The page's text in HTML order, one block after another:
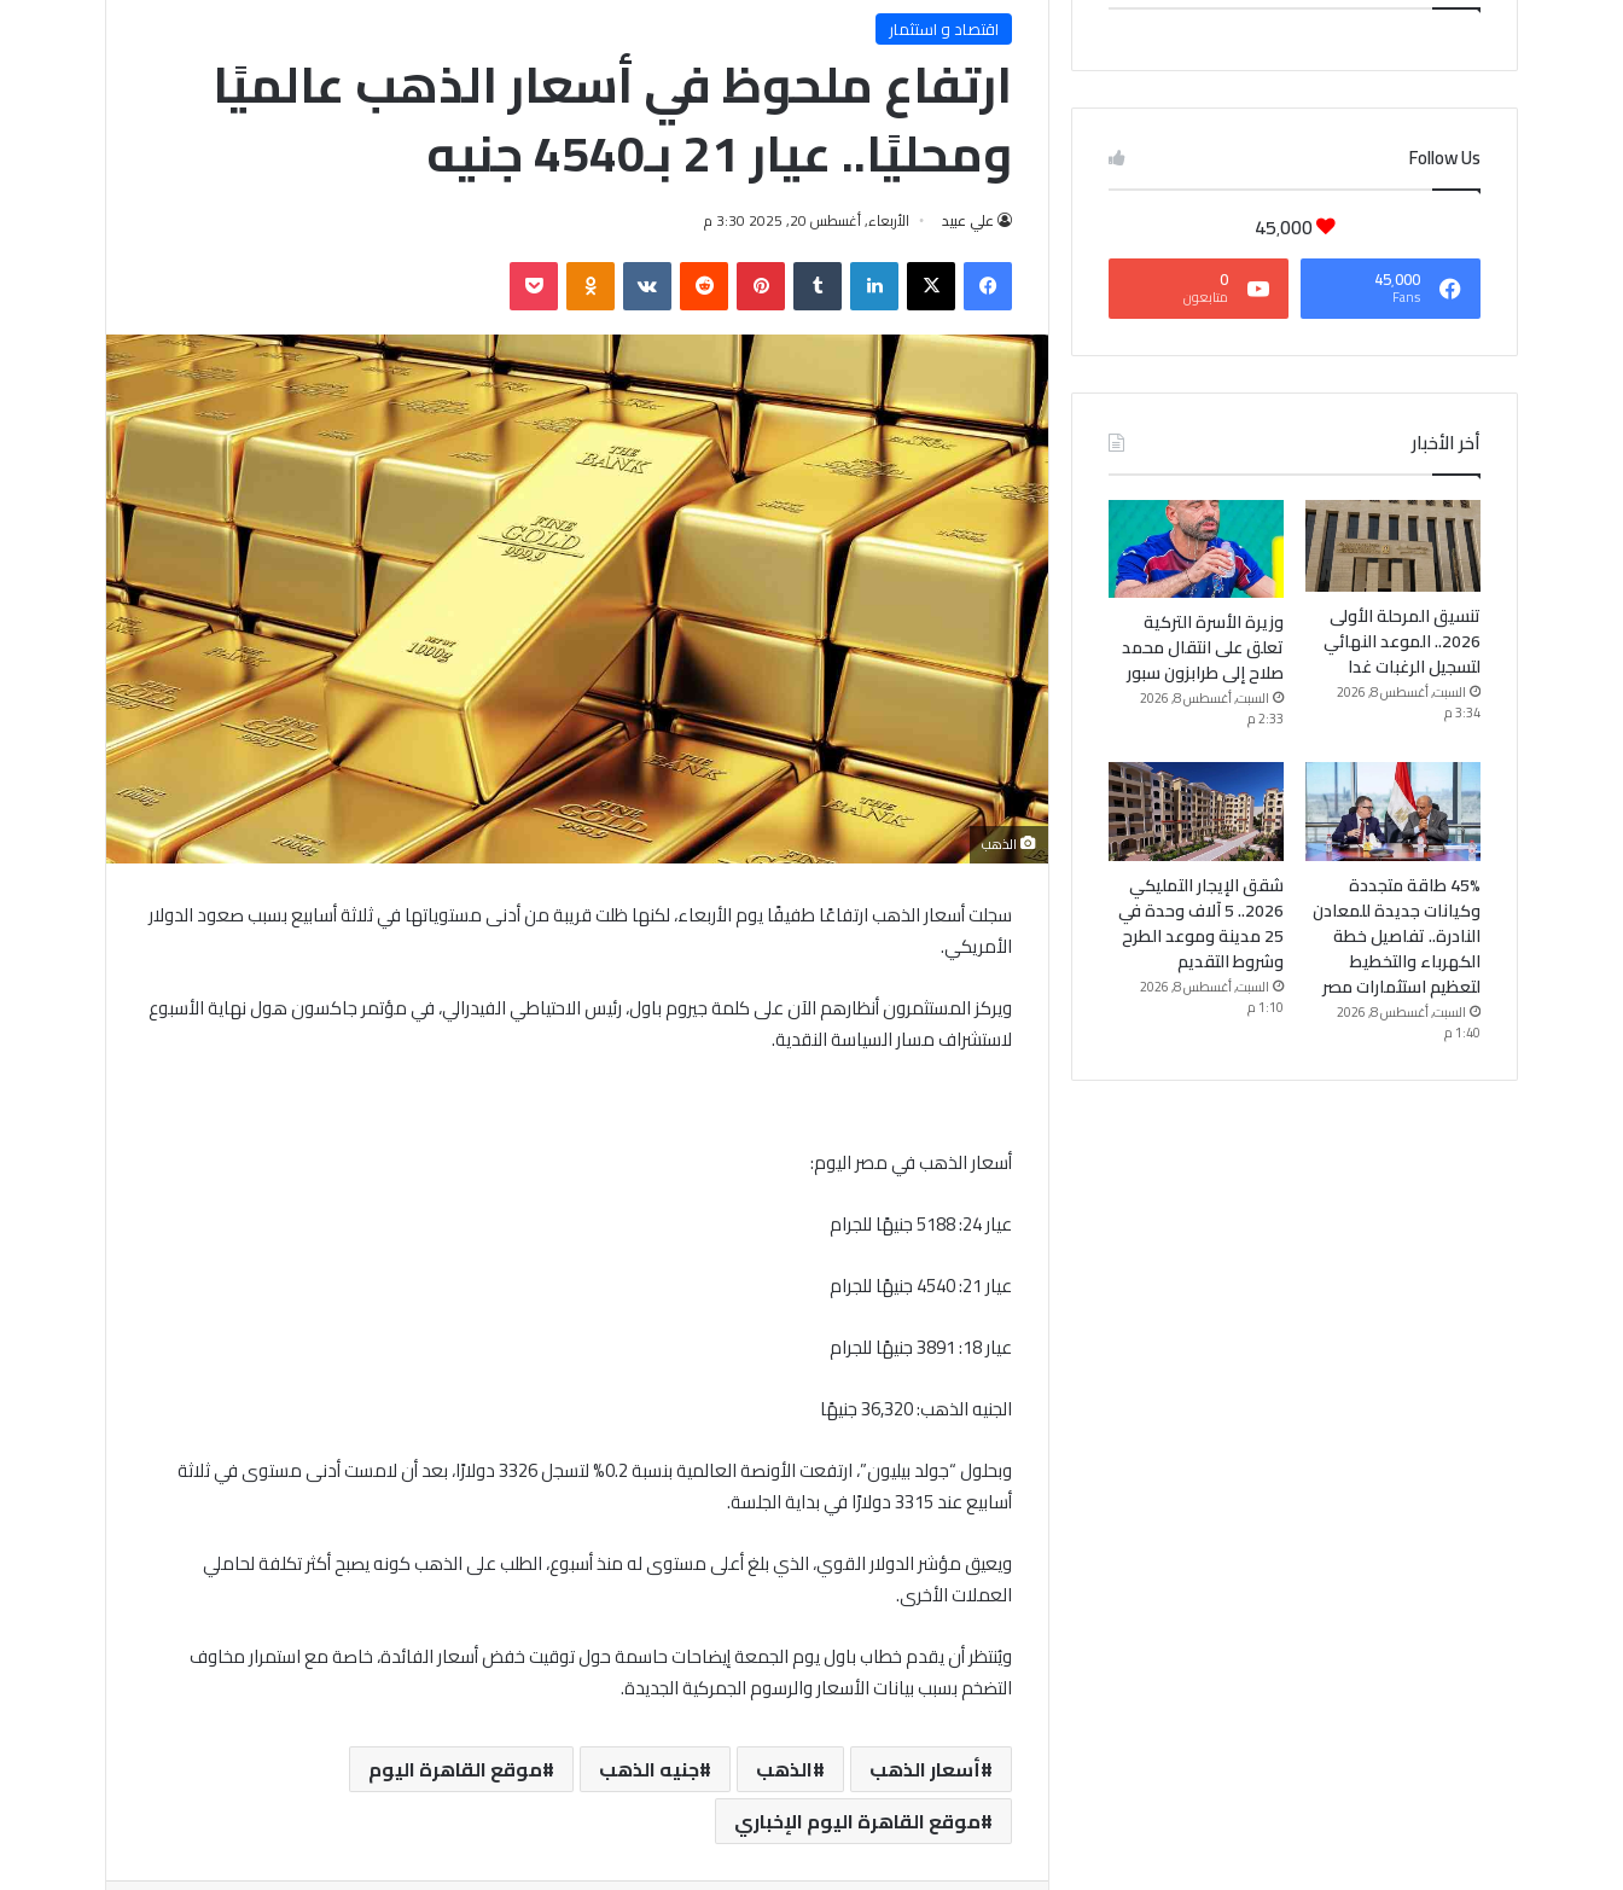
اقتصاد و استثمار
ارتفاع ملحوظ في أسعار الذهب عالميًا
ومحليًا.. عيار 21 بـ4540 جنيه
علي عبيد الأربعاء, أغسطس 20, 2025 3:30 م
فيسبوك لينكدإن بينتيريست
الذهب
سجلت أسعار الذهب ارتفاعًا طفيفًا يوم الأربعاء، لكنها ظلت قريبة من أدنى مستوياتها في ثلاثة أسابيع بسبب صعود الدولار
الأمريكي.
ويركز المستثمرون أنظارهم الآن على كلمة جيروم باول، رئيس الاحتياطي الفيدرالي، في مؤتمر جاكسون هول نهاية الأسبوع
لاستشراف مسار السياسة النقدية.
أسعار الذهب في مصر اليوم:
عيار 24: 5188 جنيهًا للجرام
عيار 21: 4540 جنيهًا للجرام
عيار 18: 3891 جنيهًا للجرام
الجنيه الذهب: 36,320 جنيهًا
وبحلول “جولد بيليون”، ارتفعت الأونصة العالمية بنسبة 0.2% لتسجل 3326 دولارًا، بعد أن لامست أدنى مستوى في ثلاثة
أسابيع عند 3315 دولارًا في بداية الجلسة.
ويعيق مؤشر الدولار القوي، الذي بلغ أعلى مستوى له منذ أسبوع، الطلب على الذهب كونه يصبح أكثر تكلفة لحاملي
العملات الأخرى.
ويُنتظر أن يقدم خطاب باول يوم الجمعة إيضاحات حاسمة حول توقيت خفض أسعار الفائدة، خاصة مع استمرار مخاوف
التضخم بسبب بيانات الأسعار والرسوم الجمركية الجديدة.
أسعار الذهب الذهب جنيه الذهب
موقع القاهرة اليوم
موقع القاهرة اليوم الإخباري
Follow Us
45٬000
45٬000
Fans
0
متابعون
أخر الأخبار
تنسيق المرحلة الأولى
2026.. الموعد النهائي
لتسجيل الرغبات غدا
السبت, أغسطس 8, 2026
3:34 م
وزيرة الأسرة التركية
تعلق على انتقال محمد
صلاح إلى طرابزون سبور
السبت, أغسطس 8, 2026
2:33 م
45% طاقة متجددة
وكيانات جديدة للمعادن
النادرة.. تفاصيل خطة
الكهرباء والتخطيط
لتعظيم استثمارات مصر
السبت, أغسطس 8, 2026
1:40 م
شقق الإيجار التمليكي
2026.. 5 آلاف وحدة في
25 مدينة وموعد الطرح
وشروط التقديم
السبت, أغسطس 8, 2026
1:10 م